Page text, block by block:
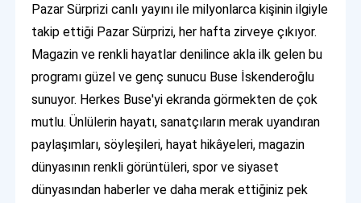
Pazar Sürprizi canlı yayını ile milyonlarca kişinin ilgiyle
takip ettiği Pazar Sürprizi, her hafta zirveye çıkıyor.
Magazin ve renkli hayatlar denilince akla ilk gelen bu
programı güzel ve genç sunucu Buse İskenderoğlu
sunuyor. Herkes Buse'yi ekranda görmekten de çok
mutlu. Ünlülerin hayatı, sanatçıların merak uyandıran
paylaşımları, söyleşileri, hayat hikâyeleri, magazin
dünyasının renkli görüntüleri, spor ve siyaset
dünyasından haberler ve daha merak ettiğiniz pek